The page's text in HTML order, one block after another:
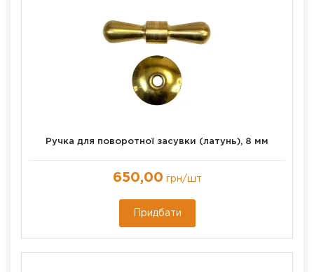
Ручка для поворотної засувки (латунь), 8 мм
650,00 грн/шт
Придбати